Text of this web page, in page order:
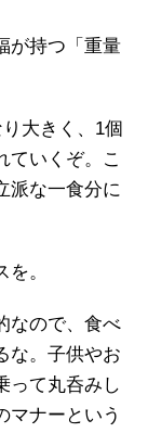
が持つ「重量
大きく、1個
ていくぞ。こ
派な一食分に
。
なので、食べ
な。子供やお
って丸呑みし
マナーという